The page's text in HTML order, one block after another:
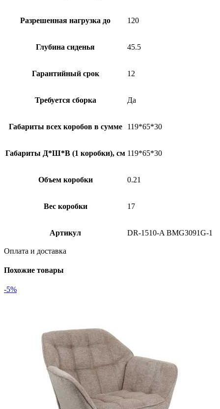
Разрешенная нагрузка до 120
Глубина сиденья 45.5
Гарантийный срок 12
Требуется сборка Да
Габариты всех коробов в сумме 119*65*30
Габариты Д*Ш*В (1 коробки), см 119*65*30
Объем коробки 0.21
Вес коробки 17
Артикул DR-1510-A BMG3091G-1
Оплата и доставка
Похожие товары
-5%